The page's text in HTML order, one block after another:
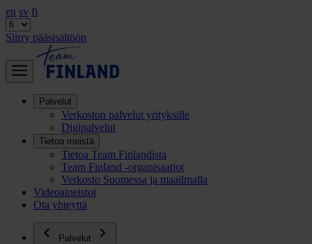
en sv fi
Siirry pääsisältöön
Palvelut
Verkoston palvelut yrityksille
Digipalvelut
Tietoa meistä
Tietoa Team Finlandista
Team Finland -organisaatiot
Verkosto Suomessa ja maailmalla
Videoaineistot
Ota yhteyttä
Palvelut